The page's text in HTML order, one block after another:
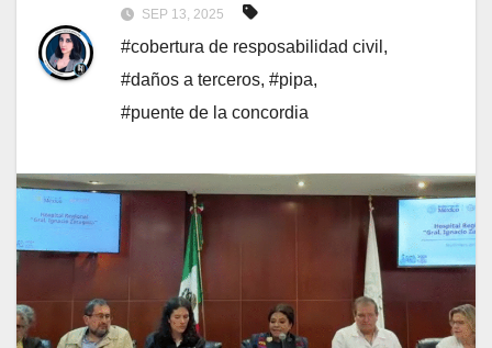
SEP 13, 2025
#cobertura de resposabilidad civil ,
#daños a terceros, #pipa,
#puente de la concordia